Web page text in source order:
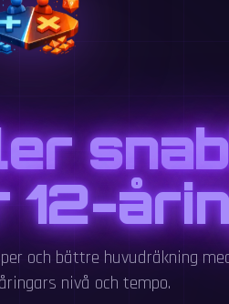
och bättre huvudräkning
nivå och tempo.